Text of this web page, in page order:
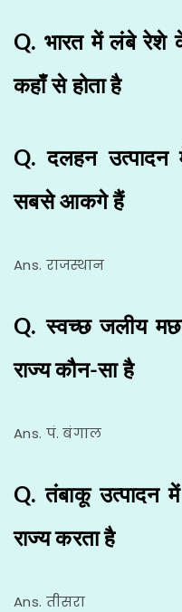
Q. भारत में लंबे रेशे
कहाँ से होता है
Q. दलहन उत्पादन
सबसे आकगे हैं
Ans. राजस्थान
Q. स्वच्छ जलीय
राज्य कौन-सा है
Ans. पं. बंगाल
Q. तंबाकू उत्पादन
राज्य करता है
Ans. तीसरा